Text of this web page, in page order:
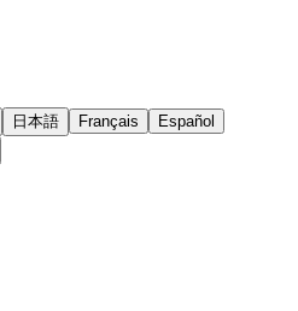
日本語 Français
Español